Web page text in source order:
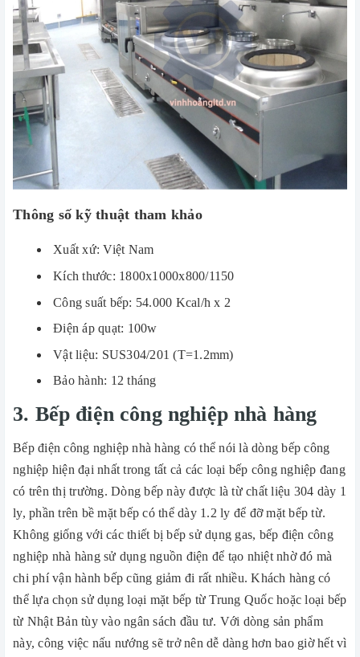
Thông số kỹ thuật tham khảo
Xuất xứ: Việt Nam
Kích thước: 1800x1000x800/1150
Công suất bếp: 54.000 Kcal/h x 2
Điện áp quạt: 100w
Vật liệu: SUS304/201 (T=1.2mm)
Bảo hành: 12 tháng
3. Bếp điện công nghiệp nhà hàng
Bếp điện công nghiệp nhà hàng có thể nói là dòng bếp công
nghiệp hiện đại nhất trong tất cả các loại bếp công nghiệp đang
có trên thị trường. Dòng bếp này được là từ chất liệu 304 dày 1
ly, phần trên bề mặt bếp có thể dày 1.2 ly để đỡ mặt bếp từ.
Không giống với các thiết bị bếp sử dụng gas, bếp điện công
nghiệp nhà hàng sử dụng nguồn điện để tạo nhiệt nhờ đó mà
chi phí vận hành bếp cũng giảm đi rất nhiều. Khách hàng có
thể lựa chọn sử dụng loại mặt bếp từ Trung Quốc hoặc loại bếp
từ Nhật Bản tùy vào ngân sách đầu tư. Với dòng sản phẩm
này, công việc nấu nướng sẽ trở nên dễ dàng hơn bao giờ hết vì